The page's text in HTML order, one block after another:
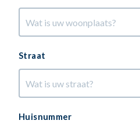
Straat
Huisnummer